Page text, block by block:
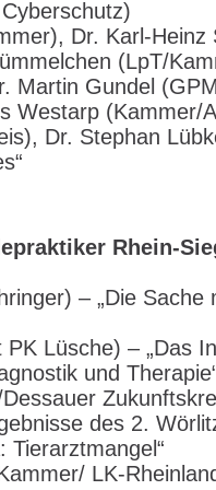
Dr. Karl-Heinz
(LpT/
Martin Gundel
Westarp (Kammer/
Dr. Stephan
Rhein-
– „Die Sache
Lüsche) – „Das
und
des 2.
Tierarztmangel“
LK-